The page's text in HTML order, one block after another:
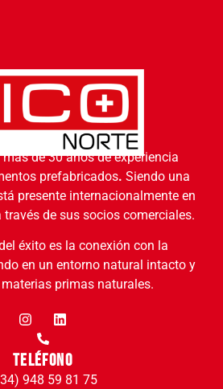
de 30 años de experiencia
prefabricados. Siendo una
presente internacionalmente en
través de sus socios comerciales.
éxito es la conexión con la
en un entorno natural intacto y
primas naturales.
Teléfono
948 59 81 75